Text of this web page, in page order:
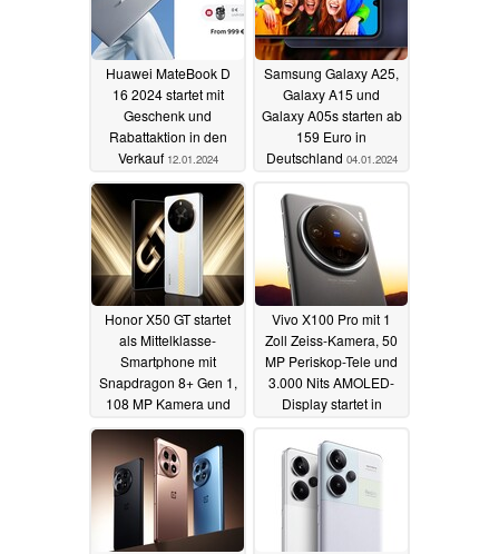
Huawei MateBook D
16 2024 startet mit
Geschenk und
Rabattaktion in den
Verkauf 12.01.2024
Samsung Galaxy A25,
Galaxy A15 und
Galaxy A05s starten ab
159 Euro in
Deutschland 04.01.2024
Honor X50 GT startet
als Mittelklasse-
Smartphone mit
Snapdragon 8+ Gen 1,
108 MP Kamera und
5.800 mAh Akku
04.01.2024
Vivo X100 Pro mit 1
Zoll Zeiss-Kamera, 50
MP Periskop-Tele und
3.000 Nits AMOLED-
Display startet in